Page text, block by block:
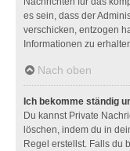
es sein, dass der
verschicken, entzogen
Informationen zu
Nach oben
Ich bekomme ständig
Du kannst Private
löschen, indem du in
Regel erstellst. Falls du